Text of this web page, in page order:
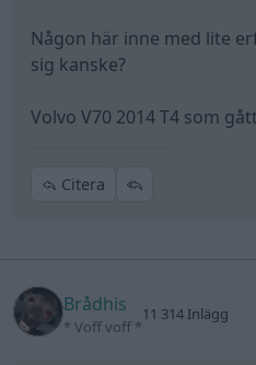
Någon här inne med lite
sig kanske?
Volvo V70 2014 T4 som
Citera
Brådhis
* Voff voff *
11 314 Inlägg